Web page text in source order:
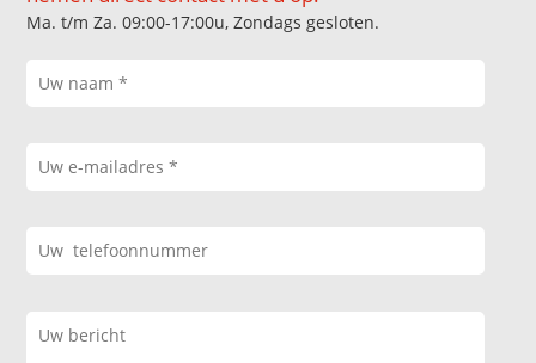
Ma. t/m Za. 09:00-17:00u, Zondags gesloten.